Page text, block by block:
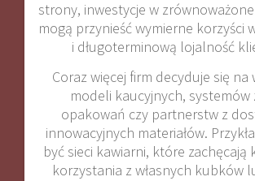
strony, inwestycje w
mogą przynieść wymierne korzyści
i długoterminową lojalność
Coraz więcej firm decyduje się na
modeli kaucyjnych, systemów
opakowań czy partnerstw z
innowacyjnych materiałów.
być sieci kawiarni, które zachęcają
korzystania z własnych kubków